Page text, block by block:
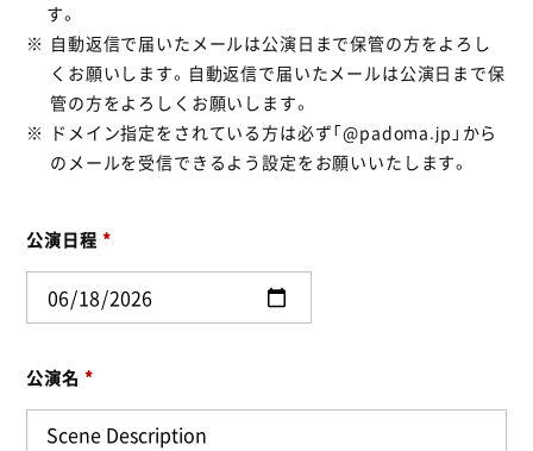
す。
自動返信で届いたメールは公演日まで保管の方をよろし
くお願いします。自動返信で届いたメールは公演日まで保
管の方をよろしくお願いします。
ドメイン指定をされている方は必ず「@padoma.jp」から
のメールを受信できるよう設定をお願いいたします。
公演日程 *
公演名 *